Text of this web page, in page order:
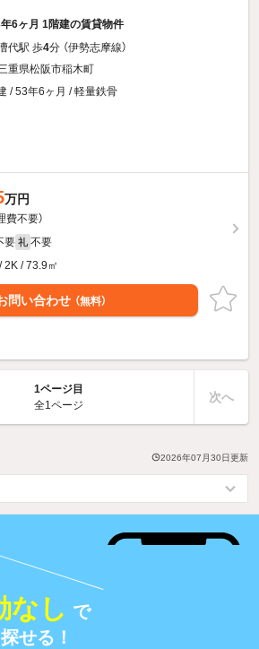
6ヶ月 1階建の賃貸物件
代駅 歩4分 （伊勢志摩線）
重県松阪市稲木町
/ 53年6ヶ月 / 軽量鉄骨
万円
費不要）
要 礼 不要
2K / 73.9㎡
問い合わせ （無料）
1ページ目
全1ページ
次へ
2026年07月30日更新
なし で
せる！